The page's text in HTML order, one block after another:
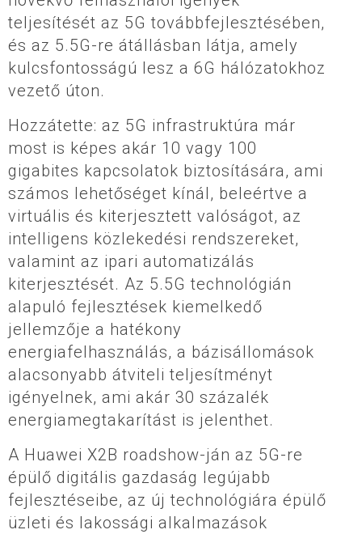
teljesítését az 5G továbbfejlesztésében,
és az 5.5G-re átállásban látja, amely
kulcsfontosságú lesz a 6G hálózatokhoz
vezető úton.
Hozzátette: az 5G infrastruktúra már
most is képes akár 10 vagy 100
gigabites kapcsolatok biztosítására, ami
számos lehetőséget kínál, beleértve a
virtuális és kiterjesztett valóságot, az
intelligens közlekedési rendszereket,
valamint az ipari automatizálás
kiterjesztését. Az 5.5G technológián
alapuló fejlesztések kiemelkedő
jellemzője a hatékony
energiafelhasználás, a bázisállomások
alacsonyabb átviteli teljesítményt
igényelnek, ami akár 30 százalék
energiamegtakarítást is jelenthet.
A Huawei X2B roadshow-ján az 5G-re
épülő digitális gazdaság legújabb
fejlesztéseibe, az új technológiára épülő
üzleti és lakossági alkalmazások